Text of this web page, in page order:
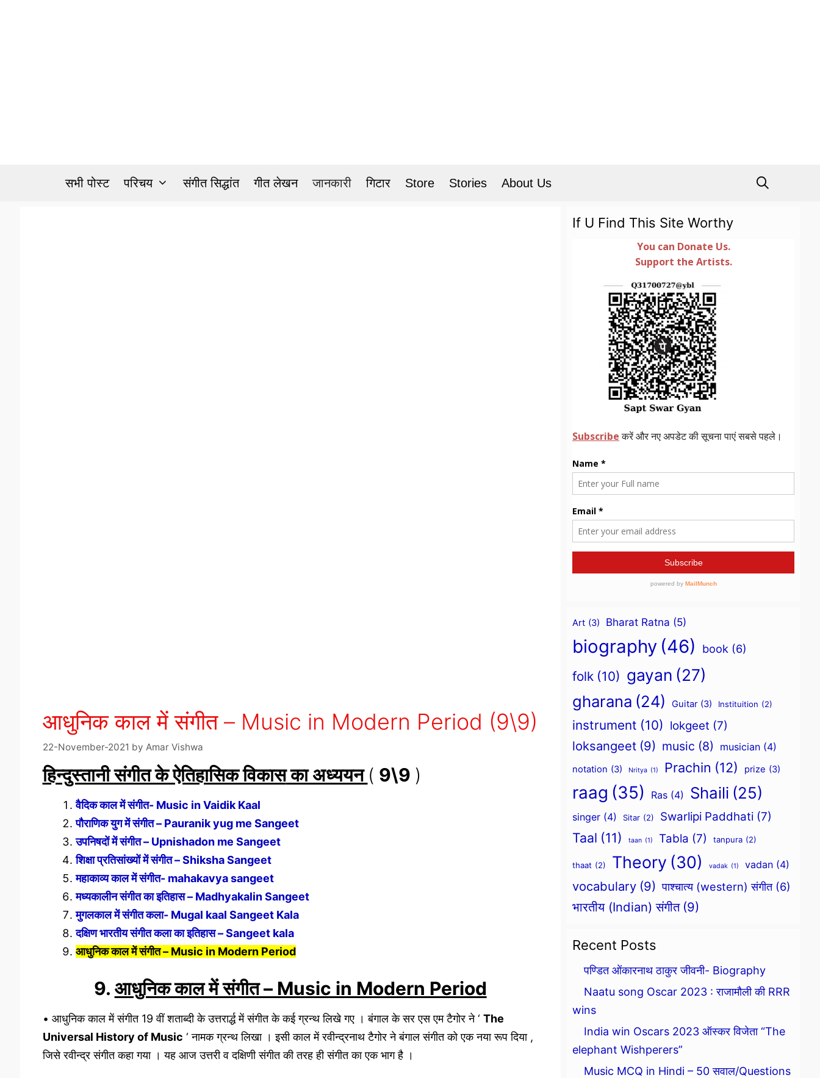
सभी पोस्ट परिचय संगीत सिद्धांत गीत लेखन जानकारी गिटार Store Stories About Us
आधुनिक काल में संगीत – Music in Modern Period (9\9)
22-November-2021 by Amar Vishwa
हिन्दुस्तानी संगीत के ऐतिहासिक विकासका अध्ययन ( 9\9 )
वैदिक काल में संगीत- Music in Vaidik Kaal
पौराणिक युग में संगीत – Pauranik yug me Sangeet
उपनिषदों में संगीत – Upnishadon me Sangeet
शिक्षा प्रतिसांख्यों में संगीत – Shiksha Sangeet
महाकाव्य काल में संगीत- mahakavya sangeet
मध्यकालीन संगीत का इतिहास – Madhyakalin Sangeet
मुगलकाल में संगीत कला- Mugal kaal Sangeet Kala
दक्षिण भारतीय संगीत कला का इतिहास – Sangeet kala
आधुनिक काल में संगीत – Music in Modern Period
9. आधुनिक काल में संगीत – Music in Modern Period
• आधुनिक काल में संगीत 19 वीं शताब्दी के उत्तरार्द्ध में संगीत के कई ग्रन्थ लिखे गए । बंगाल के सर एस एम टैगोर ने ‘ The
Universal History of Music ‘ नामक ग्रन्थ लिखा । इसी काल में रवीन्द्रनाथ टैगोर ने बंगाल संगीत को एक नया रूप दिया ,
जिसे रवीन्द्र संगीत कहा गया । यह आज उत्तरी व दक्षिणी संगीत की तरह ही संगीत का एक भाग है ।
If U Find This Site Worthy
Art (3) Bharat Ratna (5)
biography (46) book (6)
folk (10) gayan (27)
gharana (24) Guitar (3) Instituition (2)
instrument (10) lokgeet (7)
loksangeet (9) music (8) musician (4)
notation (3) Nritya (1) Prachin (12) prize (3)
raag (35) Ras (4) Shaili (25)
singer (4) Sitar (2) Swarlipi Paddhati (7)
Taal (11) taan (1) Tabla (7) tanpura (2)
thaat (2) Theory (30) vadak (1) vadan (4)
vocabulary (9) पाश्चात्य (western) संगीत (6)
भारतीय (Indian) संगीत (9)
Recent Posts
पण्डित ओंकारनाथ ठाकुर जीवनी- Biography
Naatu song Oscar 2023 : राजामौली की RRR
wins
India win Oscars 2023 ऑस्कर विजेता “The
elephant Wishperers”
Music MCQ in Hindi – 50 सवाल/Questions